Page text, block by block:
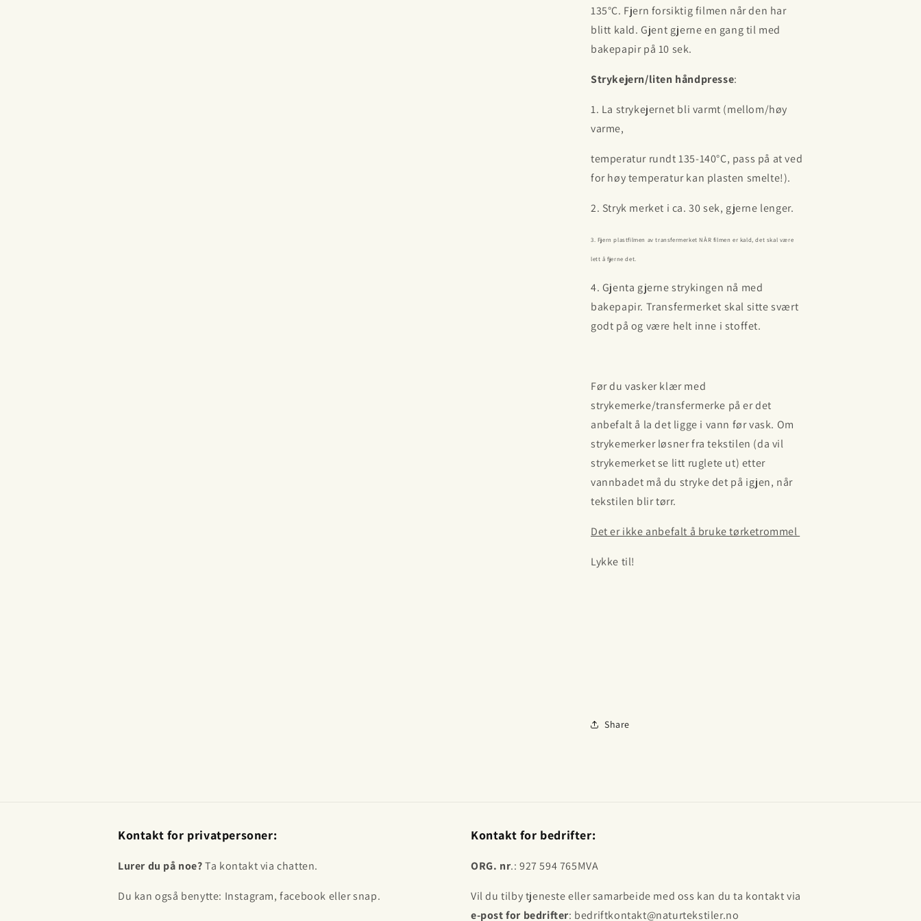
135°C. Fjern forsiktig filmen når den har
blitt kald. Gjent gjerne en gang til med
bakepapir på 10 sek.
Strykejern/liten håndpresse:
1. La strykejernet bli varmt (mellom/høy
varme,
temperatur rundt 135-140°C, pass på at ved
for høy temperatur kan plasten smelte!).
2. Stryk merket i ca. 30 sek, gjerne lenger.
3. Fjern plastfilmen av transfermerket NÅR filmen er kald, det skal være
lett å fjerne det.
4. Gjenta gjerne strykingen nå med
bakepapir. Transfermerket skal sitte svært
godt på og være helt inne i stoffet.
Før du vasker klær med
strykemerke/transfermerke på er det
anbefalt å la det ligge i vann før vask. Om
strykemerker løsner fra tekstilen (da vil
strykemerket se litt ruglete ut) etter
vannbadet må du stryke det på igjen, når
tekstilen blir tørr.
Det er ikke anbefalt å bruke tørketrommel
Lykke til!
Share
Kontakt for privatpersoner:
Lurer du på noe?Ta kontakt via chatten.
Du kan også benytte: Instagram, facebook eller snap.
Kontakt for bedrifter:
ORG. nr.: 927 594 765MVA
Vil du tilby tjeneste eller samarbeide med oss kan du ta kontakt via
e-post for bedrifter: bedriftkontakt@naturtekstiler.no